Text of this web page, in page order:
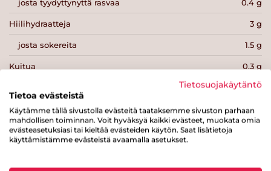
josta tyydyttynyttä rasvaa 0.4 g
Hiilihydraatteja 3 g
josta sokereita 1.5 g
Kuitua 0.3 g
16 g
Suolaa 0.9 g
Tietosuojakäytäntö
Tietoa evästeistä
Käytämme tällä sivustolla evästeitä taataksemme sivuston parhaan
mahdollisen toiminnan. Voit hyväksyä kaikki evästeet, muokata omia
evästeasetuksiasi tai kieltää evästeiden käytön. Saat lisätietoja
käyttämistämme evästeistä avaamalla asetukset.